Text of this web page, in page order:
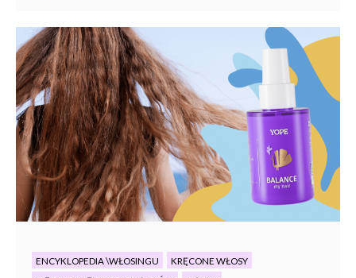
ENCYKLOPEDIA \WŁOSINGU
KRĘCONE WŁOSY